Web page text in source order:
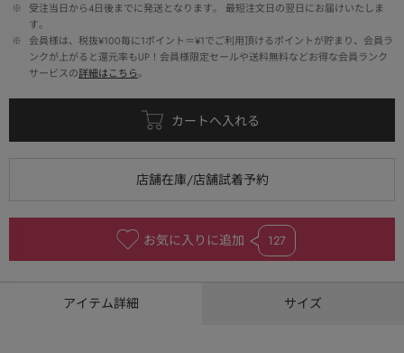
※
受注当日から4日後までに発送となります。 最短注文日の翌日にお届けいたしま
す。
※
会員様は、税抜¥100毎に1ポイント＝¥1でご利用頂けるポイントが貯まり、会員ラ
ンクが上がると還元率もUP！会員様限定セールや送料無料などお得な会員ランク
サービスの詳細はこちら。
お気に入りに追加 127
アイテム詳細 サイズ